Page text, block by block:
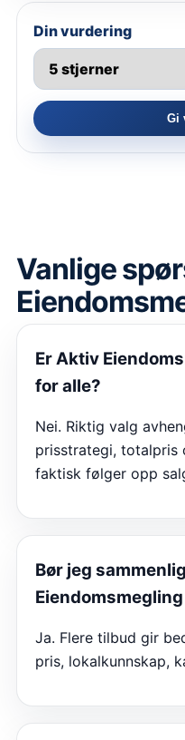
Din vurdering
Gi
Vanlige
ErAktiv
for alle?
Nei. Riktig valg
prisstrategi, totalpris
faktisk følger opp
Bør jeg
Eiendomsmegling
Ja. Flere tilbud gir
pris, lokalkunnskap,